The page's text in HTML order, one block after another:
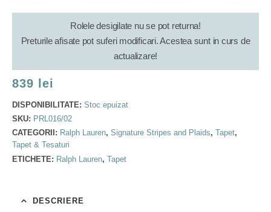
Rolele desigilate nu se pot returna!
Preturile afisate pot suferi modificari. Acestea sunt in curs de
actualizare!
839 lei
DISPONIBILITATE: Stoc epuizat
SKU: PRL016/02
CATEGORII: Ralph Lauren, Signature Stripes and Plaids, Tapet,
Tapet & Tesaturi
ETICHETE: Ralph Lauren, Tapet
DESCRIERE